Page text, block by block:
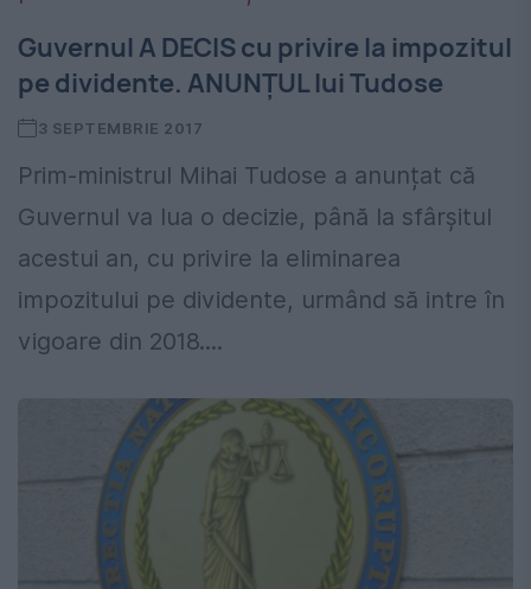
Guvernul A DECIS cu privire la impozitul
pe dividente. ANUNȚUL lui Tudose
3 SEPTEMBRIE 2017
Prim-ministrul Mihai Tudose a anunțat că
Guvernul va lua o decizie, până la sfârșitul
acestui an, cu privire la eliminarea
impozitului pe dividente, urmând să intre în
vigoare din 2018....